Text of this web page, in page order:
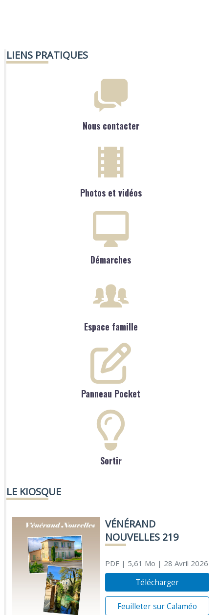
LIENS PRATIQUES
Nous contacter
Photos et vidéos
Démarches
Espace famille
Panneau Pocket
Sortir
LE KIOSQUE
VÉNÉRAND
NOUVELLES 219
PDF| 5,61 Mo | 28 Avril 2026
Télécharger
Feuilleter sur Calaméo